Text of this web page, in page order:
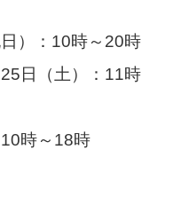
）：10時～20時
日（土）：11時
時～18時